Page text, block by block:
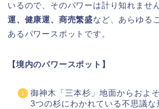
いるので、そのパワーは計り知れませ
運、健康運、商売繁盛など、あらゆる
あるパワースポットです。
【境内のパワースポット】
御神木「三本杉」地面からおよ
3つの杉にわかれている不思議な